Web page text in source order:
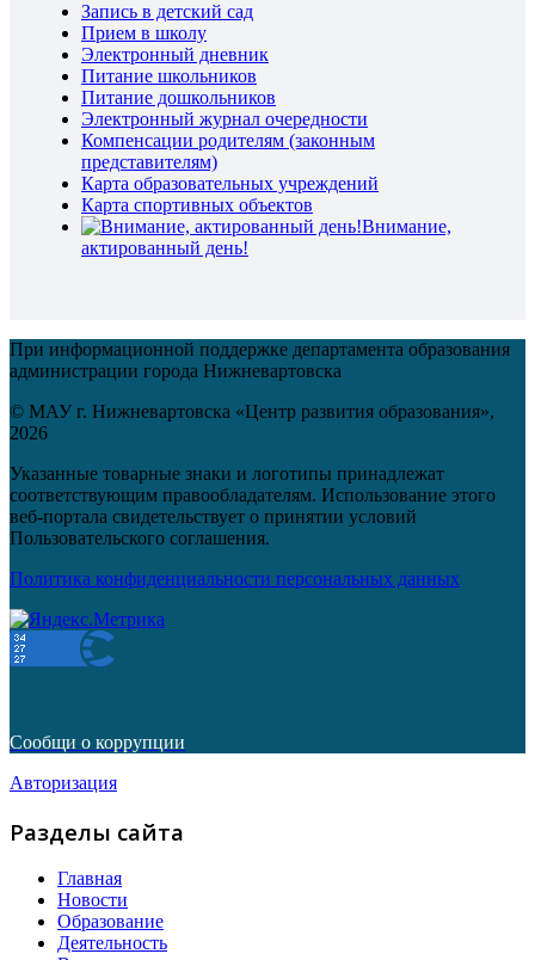
Запись в детский сад
Прием в школу
Электронный дневник
Питание школьников
Питание дошкольников
Электронный журнал очередности
Компенсации родителям (законным
представителям)
Карта образовательных учреждений
Карта спортивных объектов
Внимание,
актированный день!
При информационной поддержке департамента образования
администрации города Нижневартовска
© МАУ г. Нижневартовска «Центр развития образования»,
2026
Указанные товарные знаки и логотипы принадлежат
соответствующим правообладателям. Использование этого
веб-портала свидетельствует о принятии условий
Пользовательского соглашения.
Политика конфиденциальности персональных данных
Сообщи о коррупции
Авторизация
Разделы сайта
Главная
Новости
Образование
Деятельность